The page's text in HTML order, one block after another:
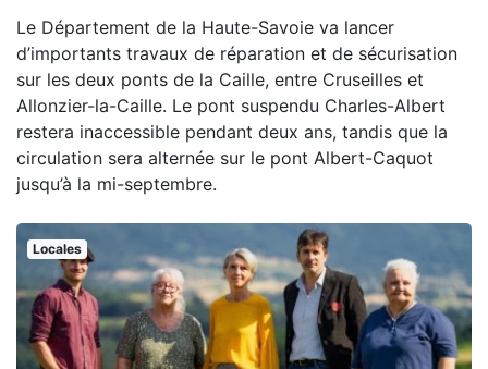
Le Département de la Haute-Savoie va lancer
d’importants travaux de réparation et de sécurisation
sur les deux ponts de la Caille, entre Cruseilles et
Allonzier-la-Caille. Le pont suspendu Charles-Albert
restera inaccessible pendant deux ans, tandis que la
circulation sera alternée sur le pont Albert-Caquot
jusqu’à la mi-septembre.
Locales